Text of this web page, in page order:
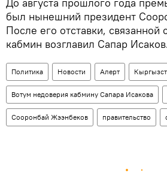
был нынешний президент
После его отставки, связанной
кабмин возглавил Сапар
Политика Новости Aлерт
Вотум недоверия кабмину Сапара Исакова
Сооронбай Жээнбеков правительство